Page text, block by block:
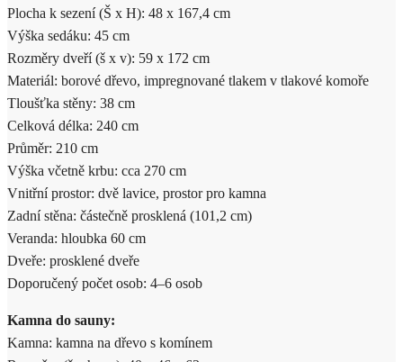
Plocha k sezení (Š x H): 48 x 167,4 cm
Výška sedáku: 45 cm
Rozměry dveří (š x v): 59 x 172 cm
Materiál: borové dřevo, impregnované tlakem v tlakové komoře
Tloušťka stěny: 38 cm
Celková délka: 240 cm
Průměr: 210 cm
Výška včetně krbu: cca 270 cm
Vnitřní prostor: dvě lavice, prostor pro kamna
Zadní stěna: částečně prosklená (101,2 cm)
Veranda: hloubka 60 cm
Dveře: prosklené dveře
Doporučený počet osob: 4–6 osob
Kamna do sauny:
Kamna: kamna na dřevo s komínem